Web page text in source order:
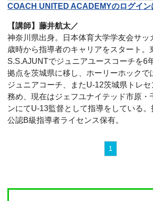
COACH UNITED ACADEMYのログイン
【講師】藤井航太／
神奈川県出身。日本体育大学学友会サッ
歳時から指導者のキャリアをスタート。
S.S.AJUNTでジュニアユースコーチを6
拠点を茨城県に移し、ホーリーホックで
ジュニアコーチ、またU-12茨城県トレ
務め、現在はジェフユナイテッド市原・
ンにてU-13監督として指導をしている
公認B級指導者ライセンス保有。
1